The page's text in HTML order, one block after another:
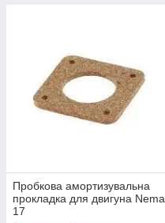
Пробкова амортизувальна
прокладка для двигуна Nema
17